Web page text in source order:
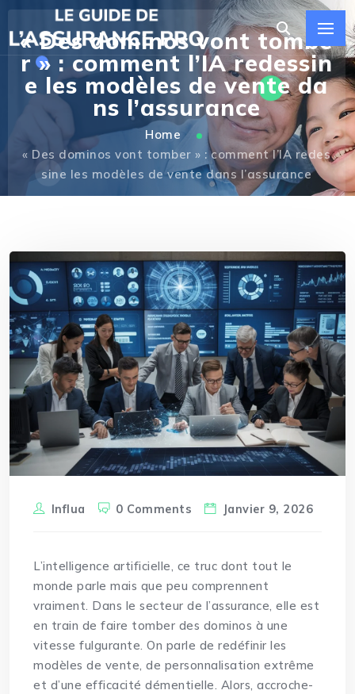
« Des dominos vont tombe
r » : comment l’IA redessin
e les modèles de vente da
ns l’assurance
Home
« Des dominos vont tomber » : comment l’IA redes
sine les modèles de vente dans l’assurance
Influa 0 Comments Janvier 9, 2026
L’intelligence artificielle, ce truc dont tout le
monde parle mais que peu comprennent
vraiment. Dans le secteur de l’assurance, elle est
en train de faire tomber des dominos à une
vitesse fulgurante. On parle de redéfinir les
modèles de vente, de personnalisation extrême
et d’une efficacité démentielle. Alors, accroche-